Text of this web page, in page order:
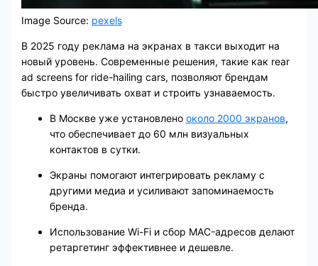
Image Source: pexels
В 2025 году реклама на экранах в такси выходит на
новый уровень. Современные решения, такие как rear
ad screens for ride-hailing cars, позволяют брендам
быстро увеличивать охват и строить узнаваемость.
В Москве уже установлено около 2000 экранов,
что обеспечивает до 60 млн визуальных
контактов в сутки.
Экраны помогают интегрировать рекламу с
другими медиа и усиливают запоминаемость
бренда.
Использование Wi-Fi и сбор MAC-адресов делают
ретаргетинг эффективнее и дешевле.